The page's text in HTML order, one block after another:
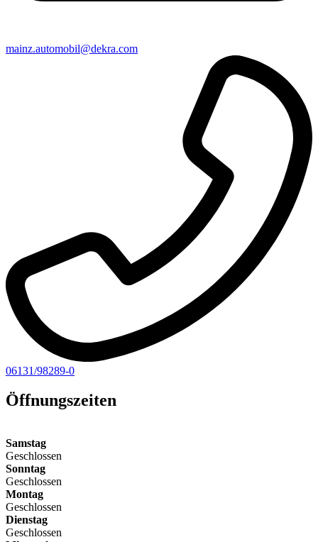
mainz​.automobil@​dekra.com
06131/98289-0
Öffnungszeiten
Samstag
Geschlossen
Sonntag
Geschlossen
Montag
Geschlossen
Dienstag
Geschlossen